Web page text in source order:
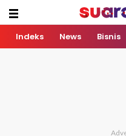
Indeks News Bisnis